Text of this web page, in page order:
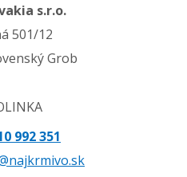
s.r.o.
501/12
Grob
992 351